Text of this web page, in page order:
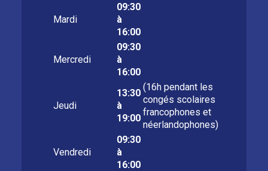
Mardi
09:30
à
16:00
Mercredi
09:30
à
16:00
Jeudi
13:30
à
19:00
(16h pendant les
congés scolaires
francophones et
néerlandophones)
Vendredi
09:30
à
16:00